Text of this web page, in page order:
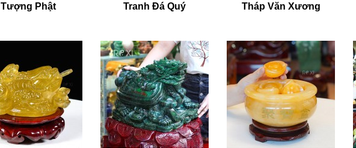
Tượng Phật Tranh Đá Quý Tháp Văn Xương